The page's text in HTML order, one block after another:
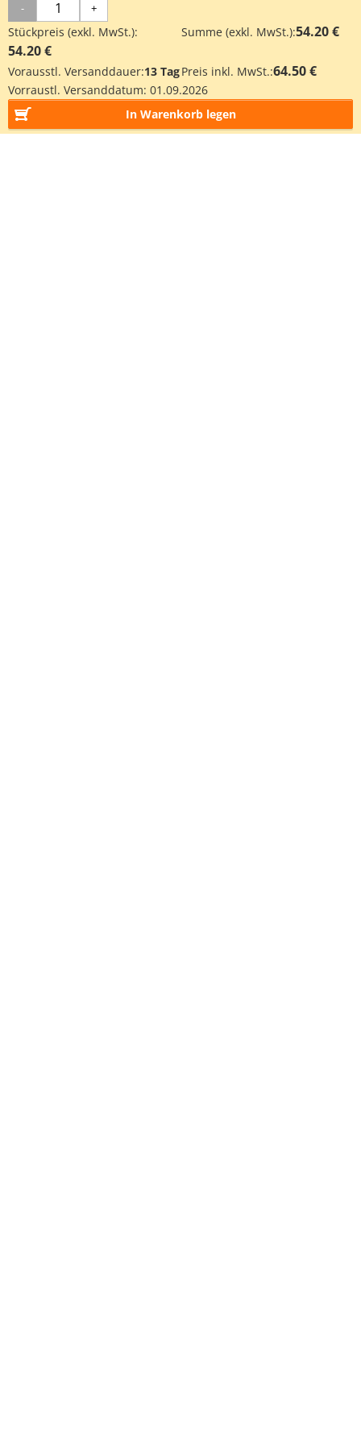
- +
Stückpreis (exkl. MwSt.):
54.20 €
Summe (exkl. MwSt.):54.20 €
Vorausstl. Versanddauer:13 TagPreis inkl. MwSt.:64.50 €
Vorraustl. Versanddatum: 01.09.2026
In Warenkorb legen